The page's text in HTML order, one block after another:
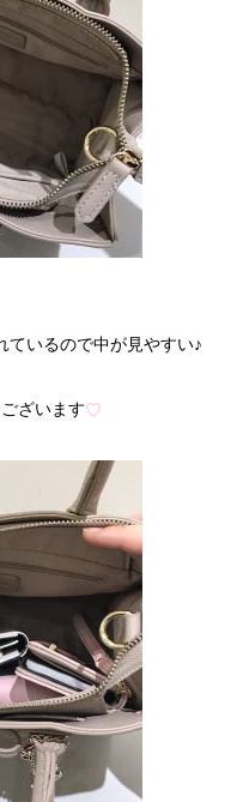
ているので中が見やすい♪
ございます♡